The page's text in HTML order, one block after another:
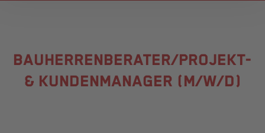
BAUHERRENBERATER/PROJEKT-
& KUNDENMANAGER (M/W/D)